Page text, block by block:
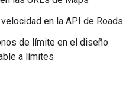
en la API de Roads
de límite en el diseño
a límites